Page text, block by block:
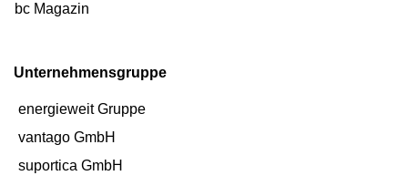
bc Magazin
Unternehmensgruppe
energieweit Gruppe
vantago GmbH
suportica GmbH